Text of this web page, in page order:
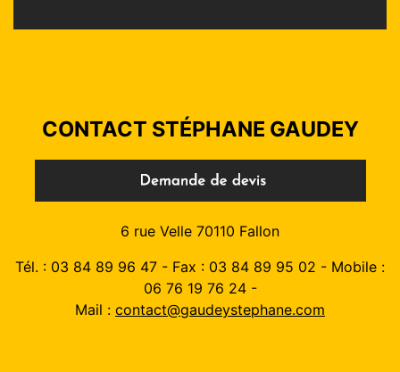
CONTACT STÉPHANE GAUDEY
6 rue Velle 70110 Fallon
Tél. : 03 84 89 96 47 - Fax : 03 84 89 95 02 - Mobile :
06 76 19 76 24 -
Mail : contact@gaudeystephane.com